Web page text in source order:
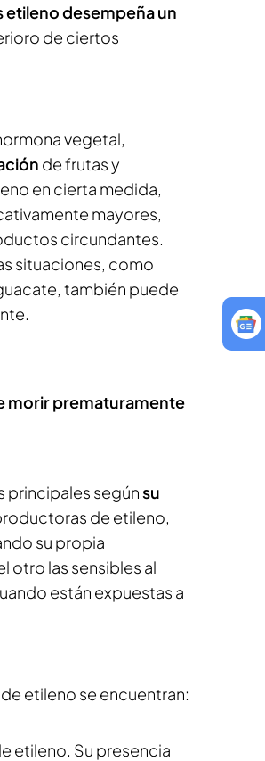
etilenodesempeña un
de ciertos
vegetal,
de frutas y
en cierta medida,
mayores,
circundantes.
situaciones, como
también puede
morir prematuramente
principales segúnsu
de etileno,
su propia
otro las sensibles al
están expuestas a
etileno se encuentran:
etileno. Su presencia